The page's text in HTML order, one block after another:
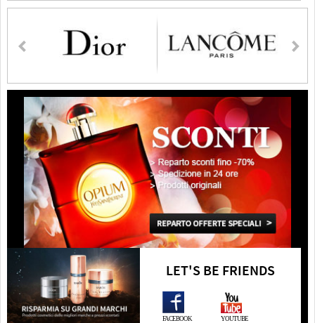
LET'S BE FRIENDS
FACEBOOK YOUTUBE